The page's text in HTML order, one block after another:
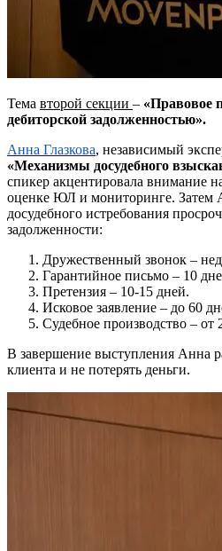
Тема второй секции – «Правовое
дебиторской задолженностью».
Анна Глазкова, независимый
«Механизмы досудебного
спикер акцентировала внимание
оценке ЮЛ и мониторинге. Затем
досудебного истребования
задолженности:
Дружественный звонок –
Гарантийное письмо – 10
Претензия – 10-15 дней.
Исковое заявление – до 60
Судебное производство – от
В завершение выступления Анна
клиента и не потерять деньги.